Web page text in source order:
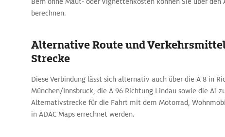
berechnen.
Alternative Route und
Strecke
Diese Verbindung lässt sich alternativ auch über die A 8 in
München/Innsbruck, die A 96 Richtung Lindau sowie die A1
Alternativstrecke für die Fahrt mit dem Motorrad,
in ADAC Maps errechnet werden.